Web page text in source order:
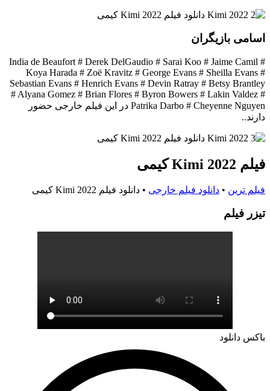
اسامی بازیگران
India de Beaufort # Derek DelGaudio # Sarai Koo # Jaime Camil #
Koya Harada # Zoë Kravitz # George Evans # Sheilla Evans #
Sebastian Evans # Henrich Evans # Devin Ratray # Betsy Brantley
# Alyana Gomez # Brian Flores # Byron Bowers # Lakin Valdez #
Patrika Darbo # Cheyenne Nguyen در این فیلم خارجی حضور
دارند..
فیلم Kimi 2022 کیمی
فیلم ترین • دانلود فیلم خارجی • دانلود فیلم Kimi 2022 کیمی
تيزر فيلم
باکس دانلود